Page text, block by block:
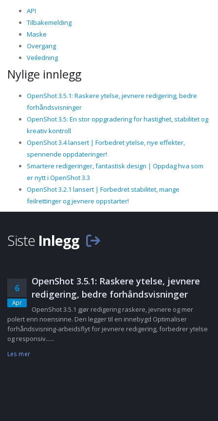
API
Tilbakemelding
Maske
Overgang
Veiledning
Nylige innlegg
OpenShot 3.5.1: Raskere ytelse, jevnere redigering, bedre
forhåndsvisninger
OpenShot 3.5: En stor oppgradering for hastighet, stabilitet og
kreativ kontroll
OpenShot 3.4 lansert | Forbedret ytelse, nye effekter,
spennende oppdateringer!
Smartere redigeringer, fantastisk design | Oppdag hva som
er nytt i OpenShot 3.3
OpenShot 3.2.1 lansert | Forbedret stabilitet, mange
feilrettinger og jevnere oppstarter!
Siste Inlegg
6
Apr
OpenShot 3.5.1: Raskere ytelse, jevnere
redigering, bedre forhåndsvisninger
OpenShot 3.5.1 gjør redigering raskere, jevnere og mer
polert enn noensinne. Den legger til en innebygd Optimaliser
forhåndsvisning-arbeidsflyt for jevnere redigering, forbedrer ytelse
og responsiv......
Les mer